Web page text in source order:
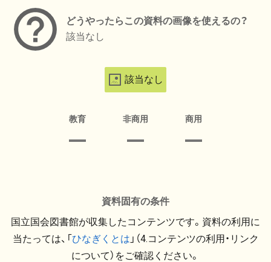
どうやったらこの資料の画像を使えるの？
該当なし
該当なし
教育 非商用 商用
資料固有の条件
国立国会図書館が収集したコンテンツです。資料の利用に
当たっては、「ひなぎくとは 」（4.コンテンツの利用・リンク
について）をご確認ください。